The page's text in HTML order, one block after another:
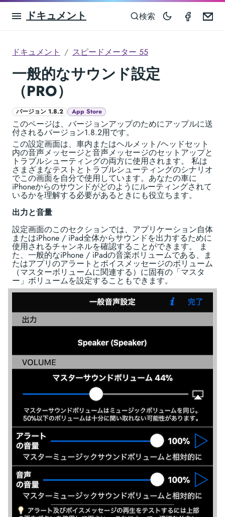
ドキュメント 検索
ドキュメント スピードメーター 55
一般的なサウンド設定
（PRO）
バージョン 1.8.2 App Store
このページは、バージョンアップのためにアップルに送
付されるバージョン1.8.2用です。
この設定画面は、車内またはヘルメット/ヘッドセット
内の音声メッセージと音声メッセージのセットアップと
トラブルシューティングの両方に使用されます。 私は
さまざまなテストとトラブルシューティングのシナリオ
でこの画面を自分で使用しています。あなたの車に
iPhoneからのサウンドがどのようにルーティングされて
いるかを理解する必要があるときにも役立ちます。
出力と音量
設定画面のこのセクションでは、アプリケーション自体
またはiPhone / iPad全体からサウンドを出力するために
使用されるチャンネルを確認することができます。 ま
た、一般的なiPhone / iPadの音楽ボリュームである、ま
たはアプリのアラートとボイスメッセージのボリューム
（マスターボリュームに関連する）に固有の「マスタ
ー」ボリュームを設定することもできます。